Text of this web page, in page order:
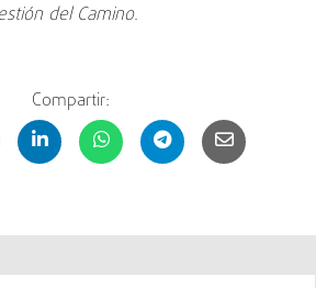
del Camino.
Compartir: